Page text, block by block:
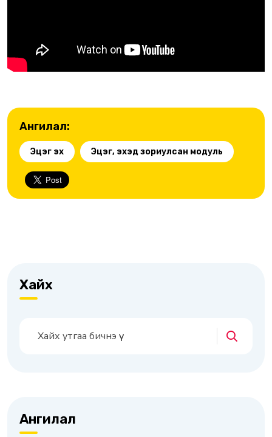
Ангилал:
Эцэг эх Эцэг, эхэд зориулсан модуль
Хайх
Ангилал